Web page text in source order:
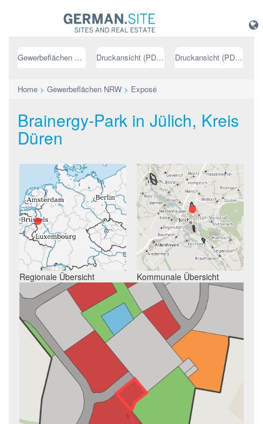
Gewerbeflächen NRW Druckansicht (PDF) // deutsch Druckansicht (PDF) // englisch
Home > Gewerbeflächen NRW > Exposé
Brainergy-Park in Jülich, Kreis
Düren
Regionale Übersicht Kommunale Übersicht